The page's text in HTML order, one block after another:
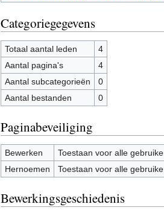
Categoriegegevens
Totaal aantal leden
4
Aantal pagina's
4
Aantal subcategorieën
0
Aantal bestanden
0
Paginabeveiliging
Bewerken
Toestaan voor alle
Hernoemen
Toestaan voor alle
Bewerkingsgeschiedenis